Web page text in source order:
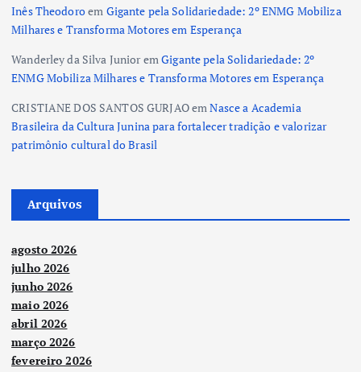
Inês Theodoroem Gigante pela Solidariedade: 2º ENMG Mobiliza
Milhares e Transforma Motores em Esperança
Wanderley da Silva JunioremGigante pela Solidariedade: 2º
ENMG Mobiliza Milhares e Transforma Motores em Esperança
CRISTIANE DOS SANTOS GURJAOemNasce a Academia
Brasileira da Cultura Junina para fortalecer tradição e valorizar
patrimônio cultural do Brasil
Arquivos
agosto 2026
julho 2026
junho 2026
maio 2026
abril 2026
março 2026
fevereiro 2026